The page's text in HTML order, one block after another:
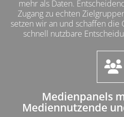
mehr als Daten.
Zugang zu echten
setzen wir an und schaffen die
schnell nutzbare
Medienpanels
Mediennutzende